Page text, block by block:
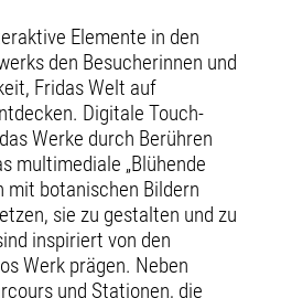
Elemente in den
den Besucherinnen und
Fridas Welt auf
Digitale Touch-
Werke durch Berühren
multimediale „Blühende
mit botanischen Bildern
sie zu gestalten und zu
inspiriert von den
Werk prägen. Neben
und Stationen, die